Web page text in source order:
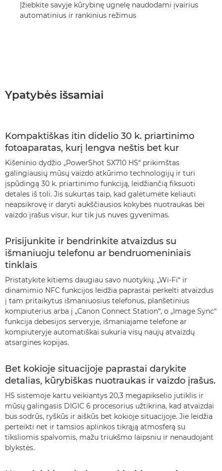
Įžiebkite savyje kūrybinę ugnelę naudodami įvairius
automatinius ir rankinius režimus
Ypatybės išsamiai
Kompaktiškas itin didelio 30 k. priartinimo
fotoaparatas, kurį lengva neštis bet kur
Kišeninio dydžio „PowerShot SX710 HS“ prikimštas
galingiausių mūsų vaizdo atkūrimo technologijų ir turi
įspūdingą 30 k. priartinimo funkciją, leidžiančią fiksuoti
detales iš toli. Jis sukurtas taip, kad galėtumėte keliauti
neapsikrovę ir daryti aukščiausios kokybės nuotraukas bei
vaizdo įrašus visur, kur tik jus nuves gyvenimas.
Prisijunkite ir bendrinkite atvaizdus su
išmaniuoju telefonu ar bendruomeniniais
tinklais
Pristatykite kitiems daugiau savo nuotykių. „Wi-Fi“ ir
dinamimio NFC funkcijos leidžia paprastai perkelti atvaizdus
į tam pritaikytus išmaniuosius telefonus, planšetinius
kompiuterius arba į „Canon Connect Station“, o „Image Sync“
funkcija debesijos serveryje, išmaniajame telefone ar
kompiuteryje automatiškai sukuria visų naujų atvaizdų
atsargines kopijas.
Bet kokioje situacijoje paprastai darykite
detalias, kūrybiškas nuotraukas ir vaizdo įrašus.
HS sistemoje kartu veikiantys 20,3 megapikselio jutiklis ir
mūsų galingasis DIGIC 6 procesorius užtikrina, kad atvaizdai
bus sodrūs, ryškūs ir aiškūs bet kokioje situacijoje. Jie leidžia
perteikti net ir tamsios aplinkos tikrąją atmosferą su
tiksliomis spalvomis, mažu triukšmo laipsniu ir nenaudojant
blykstės.